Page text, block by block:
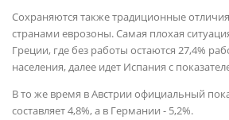
Сохраняются также традиционные
странами еврозоны. Самая плохая
Греции, где без работы остаются 27,4%
населения, далее идет Испания с
В то же время в Австрии официальный
составляет 4,8%, а в Германии - 5,2%.